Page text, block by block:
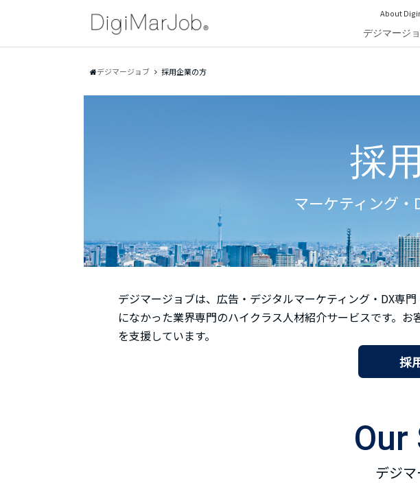
About
デジマージ
デジマージョブ 採用企業の方
採
マーケティング
デジマージョブは、広告・デジタルマーケティング・DX専
になかった業界専門のハイクラス人材紹介サービスです。
を支援しています。
採
デジ